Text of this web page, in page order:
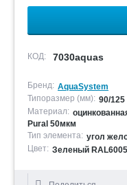
КОД: 7030aquas
Бренд: AquaSystem
Типоразмер (мм): 90/125
Материал:
Pural 50мкм
Тип элемента: угол
Цвет: Зеленый RAL6005